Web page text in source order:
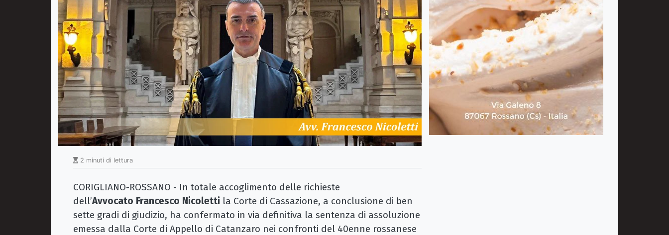
2 minuti di lettura
CORIGLIANO-ROSSANO - In totale accoglimento delle richieste
dell’Avvocato Francesco Nicoletti la Corte di Cassazione, a conclusione di ben
sette gradi di giudizio, ha confermato in via definitiva la sentenza di assoluzione
emessa dalla Corte di Appello di Catanzaro nei confronti del 40enne rossanese